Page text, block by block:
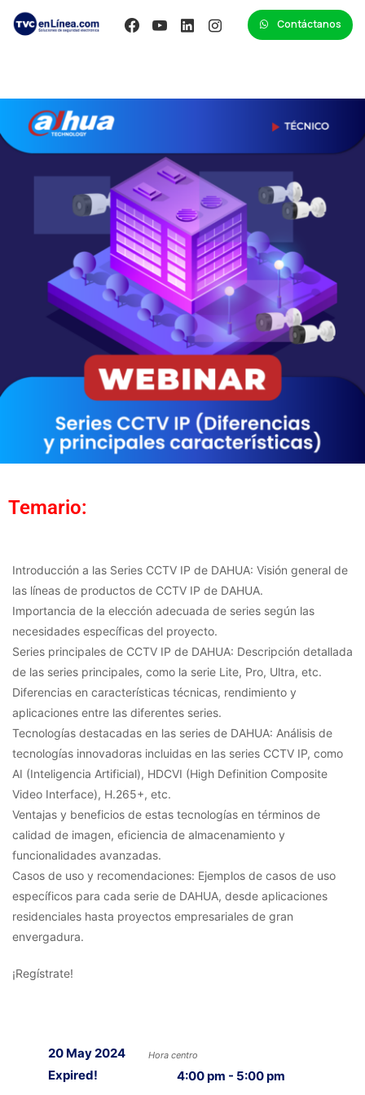
Contáctanos
Temario:
Introducción a las Series CCTV IP de DAHUA: Visión general de
las líneas de productos de CCTV IP de DAHUA.
Importancia de la elección adecuada de series según las
necesidades específicas del proyecto.
Series principales de CCTV IP de DAHUA: Descripción detallada
de las series principales, como la serie Lite, Pro, Ultra, etc.
Diferencias en características técnicas, rendimiento y
aplicaciones entre las diferentes series.
Tecnologías destacadas en las series de DAHUA: Análisis de
tecnologías innovadoras incluidas en las series CCTV IP, como
AI (Inteligencia Artificial), HDCVI (High Definition Composite
Video Interface), H.265+, etc.
Ventajas y beneficios de estas tecnologías en términos de
calidad de imagen, eficiencia de almacenamiento y
funcionalidades avanzadas.
Casos de uso y recomendaciones: Ejemplos de casos de uso
específicos para cada serie de DAHUA, desde aplicaciones
residenciales hasta proyectos empresariales de gran
envergadura.
¡Regístrate!
20 May 2024
Expired!
Hora centro
4:00 pm - 5:00 pm